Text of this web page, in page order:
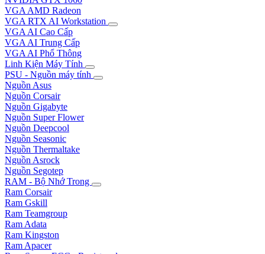
VGA AMD Radeon
VGA RTX AI Workstation
VGA AI Cao Cấp
VGA AI Trung Cấp
VGA AI Phổ Thông
Linh Kiện Máy Tính
PSU - Nguồn máy tính
Nguồn Asus
Nguồn Corsair
Nguồn Gigabyte
Nguồn Super Flower
Nguồn Deepcool
Nguồn Seasonic
Nguồn Thermaltake
Nguồn Asrock
Nguồn Segotep
RAM - Bộ Nhớ Trong
Ram Corsair
Ram Gskill
Ram Teamgroup
Ram Adata
Ram Kingston
Ram Apacer